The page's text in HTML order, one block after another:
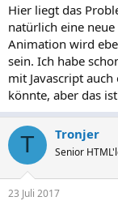
Hier liegt das
natürlich eine
Animation wird
sein. Ich habe
mit Javascript
könnte, aber das
T Tronjer
Senior
23 Juli 2017